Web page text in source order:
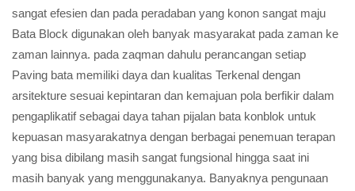
sangat efesien dan pada peradaban yang konon sangat maju
Bata Block digunakan oleh banyak masyarakat pada zaman ke
zaman lainnya. pada zaqman dahulu perancangan setiap
Paving bata memiliki daya dan kualitas Terkenal dengan
arsitekture sesuai kepintaran dan kemajuan pola berfikir dalam
pengaplikatif sebagai daya tahan pijalan bata konblok untuk
kepuasan masyarakatnya dengan berbagai penemuan terapan
yang bisa dibilang masih sangat fungsional hingga saat ini
masih banyak yang menggunakanya. Banyaknya pengunaan